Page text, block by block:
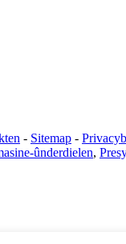
- Sitemap -
ûnderdielen,